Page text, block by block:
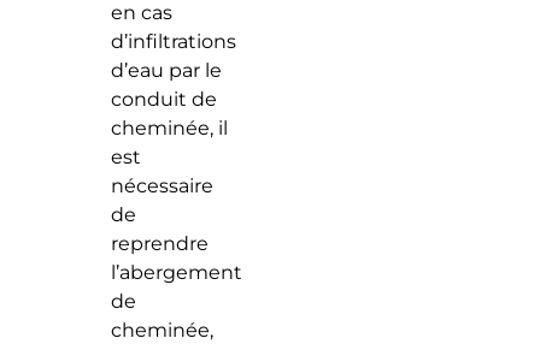
en cas
d’infiltrations
d’eau par le
conduit de
cheminée, il
est
nécessaire
de
reprendre
l’abergement
de
cheminée,